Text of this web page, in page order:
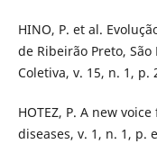
HINO, P. et al.
de Ribeirão Preto, São
Coletiva, v. 15, n. 1, p.
HOTEZ, P. A new
diseases, v. 1, n. 1, p.